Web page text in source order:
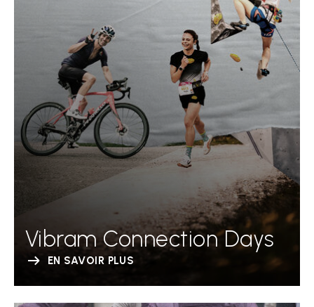
Vibram Connection Days
EN SAVOIR PLUS